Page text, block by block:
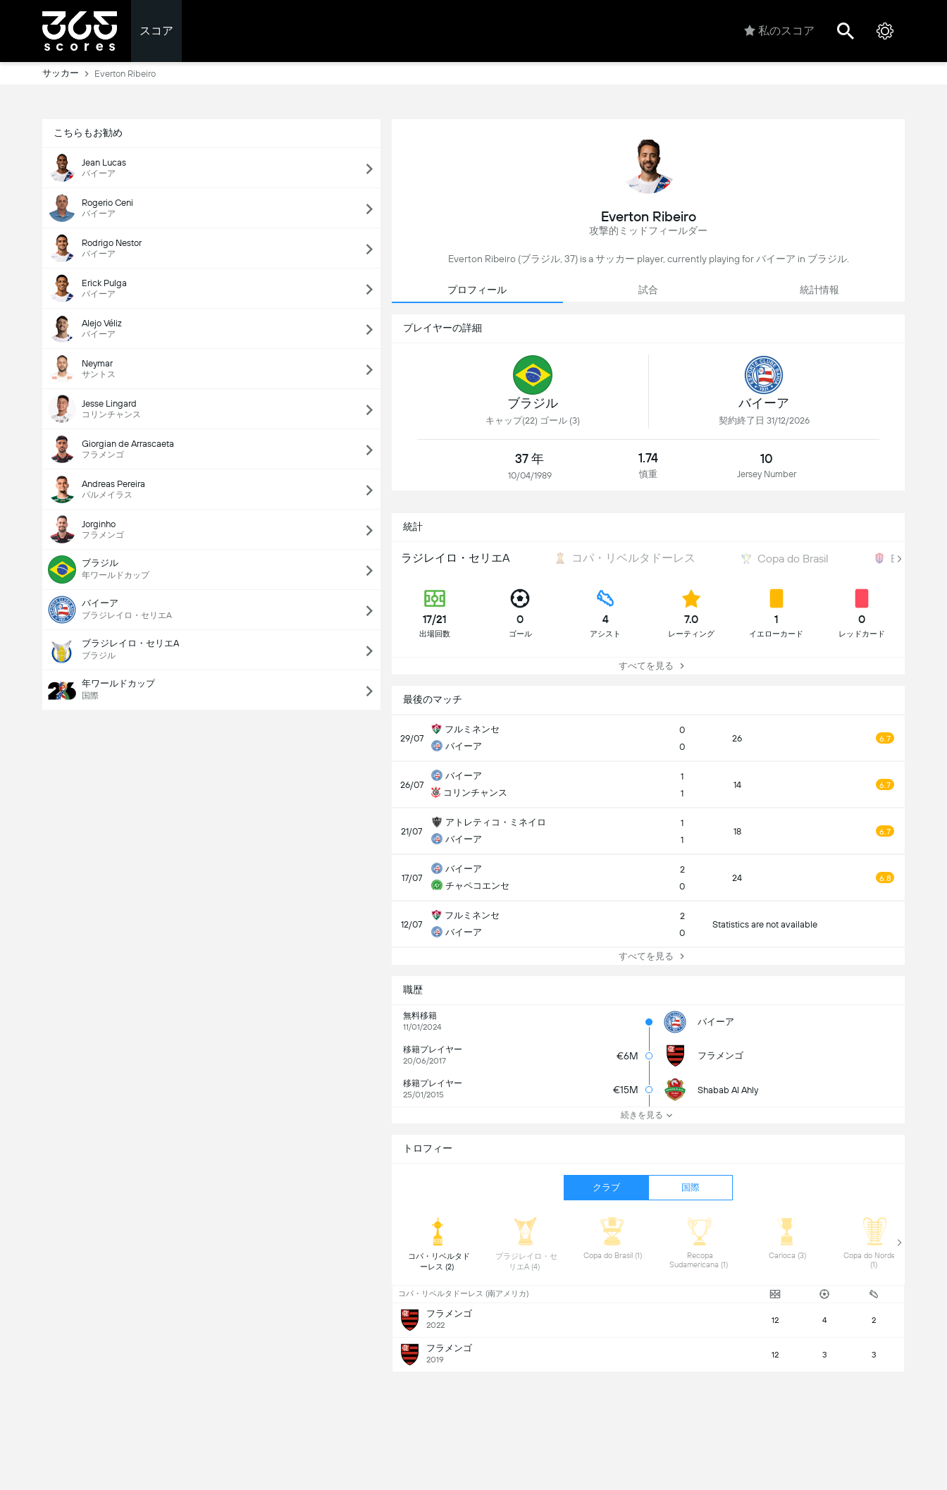
スコア 私のスコア
サッカー Everton Ribeiro
こちらもお勧め
Jean Lucas
バイーア
Rogerio Ceni
バイーア
Rodrigo Nestor
バイーア
Erick Pulga
バイーア
Alejo Véliz
バイーア
Neymar
サントス
Jesse Lingard
コリンチャンス
Giorgian de Arrascaeta
フラメンゴ
Andreas Pereira
パルメイラス
Jorginho
フラメンゴ
ブラジル
年ワールドカップ
バイーア
ブラジレイロ・セリエA
ブラジレイロ・セリエA
ブラジル
年ワールドカップ
国際
Everton Ribeiro
攻撃的ミッドフィールダー
Everton Ribeiro (ブラジル, 37) is a サッカー player, currently playing for バイーア in ブラジル.
プロフィール 試合 統計情報
プレイヤーの詳細
ブラジル
キャップ(22) ゴール (3)
バイーア
契約終了日 31/12/2026
37 年
10/04/1989
1.74
慎重
10
Jersey Number
統計
ブラジレイロ・セリエA コパ・リベルタドーレス Copa do Brasil Baiano
17/21
出場回数
0
ゴール
4
アシスト
7.0
レーティング
1
イエローカード
0
レッドカード
すべてを見る
最後のマッチ
29/07
フルミネンセ
バイーア
0
0
26 6.7
26/07
バイーア
コリンチャンス
1
1
14 6.7
21/07
アトレティコ・ミネイロ
バイーア
1
1
18 6.7
17/07
バイーア
チャペコエンセ
2
0
24 6.8
12/07
フルミネンセ
バイーア
2
0
Statistics are not available
すべてを見る
職歴
無料移籍
11/01/2024
バイーア
移籍プレイヤー
20/06/2017
€6M フラメンゴ
移籍プレイヤー
25/01/2015
€15M Shabab Al Ahly
続きを見る
トロフィー
クラブ 国際
コパ・リベルタド
ーレス (2)
ブラジレイロ・セ
リエA (4)
Copa do Brasil (1)
Recopa
Carioca (3)
Copa do Nordeste
(1)
コパ・リベルタドーレス (南アメリカ)
フラメンゴ
2022 12 4 2
フラメンゴ
2019 12 3 3